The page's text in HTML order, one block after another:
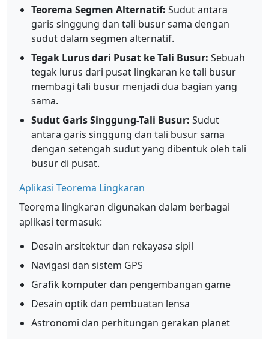
Teorema Segmen Alternatif: Sudut antara
garis singgung dan tali busur sama dengan
sudut dalam segmen alternatif.
Tegak Lurus dari Pusat ke Tali Busur: Sebuah
tegak lurus dari pusat lingkaran ke tali busur
membagi tali busur menjadi dua bagian yang
sama.
Sudut Garis Singgung-Tali Busur: Sudut
antara garis singgung dan tali busur sama
dengan setengah sudut yang dibentuk oleh tali
busur di pusat.
Aplikasi Teorema Lingkaran
Teorema lingkaran digunakan dalam berbagai
aplikasi termasuk:
Desain arsitektur dan rekayasa sipil
Navigasi dan sistem GPS
Grafik komputer dan pengembangan game
Desain optik dan pembuatan lensa
Astronomi dan perhitungan gerakan planet